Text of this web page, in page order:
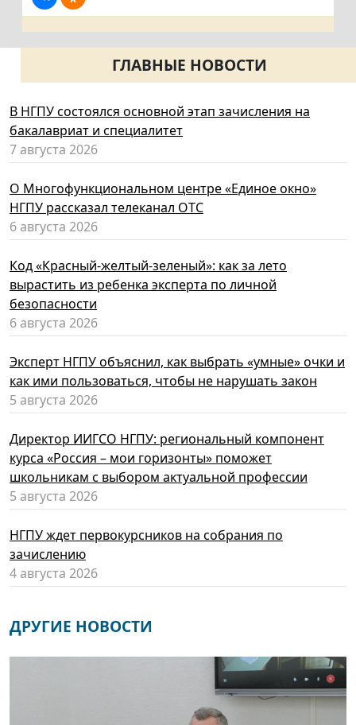
ГЛАВНЫЕ НОВОСТИ
В НГПУ состоялся основной этап зачисления на
бакалавриат и специалитет
7 августа 2026
О Многофункциональном центре «Единое окно»
НГПУ рассказал телеканал ОТС
6 августа 2026
Код «Красный-желтый-зеленый»: как за лето
вырастить из ребенка эксперта по личной
безопасности
6 августа 2026
Эксперт НГПУ объяснил, как выбрать «умные» очки и
как ими пользоваться, чтобы не нарушать закон
5 августа 2026
Директор ИИГСО НГПУ: региональный компонент
курса «Россия – мои горизонты» поможет
школьникам с выбором актуальной профессии
5 августа 2026
НГПУ ждет первокурсников на собрания по
зачислению
4 августа 2026
ДРУГИЕ НОВОСТИ